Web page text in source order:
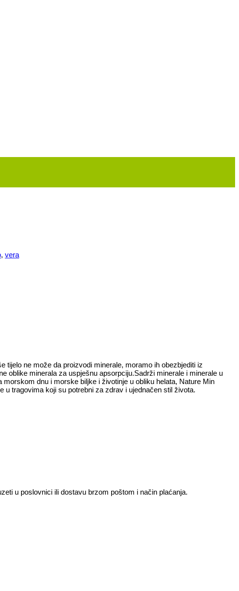
, vera
tijelo ne može da proizvodi minerale, moramo ih obezbjediti iz
oblike minerala za uspješnu apsorpciju.Sadrži minerale i minerale u
dnu i morske biljke i životinje u obliku helata, Nature Min
tragovima koji su potrebni za zdrav i ujednačen stil života.
u poslovnici ili dostavu brzom poštom i način plaćanja.